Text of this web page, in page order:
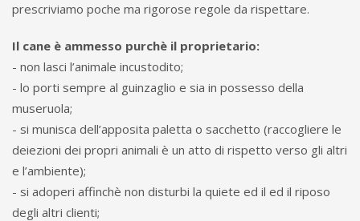
prescriviamo poche ma rigorose regole da rispettare.
Il cane è ammesso purchè il proprietario:
- non lasci l’animale incustodito;
- lo porti sempre al guinzaglio e sia in possesso della
museruola;
- si munisca dell’apposita paletta o sacchetto (raccogliere le
deiezioni dei propri animali è un atto di rispetto verso gli altri
e l’ambiente);
- si adoperi affinchè non disturbi la quiete ed il ed il riposo
degli altri clienti;